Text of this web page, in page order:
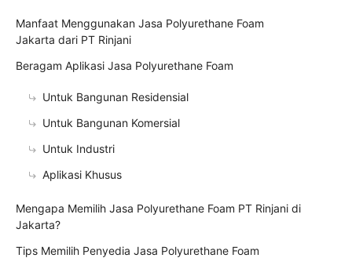
Manfaat Menggunakan Jasa Polyurethane Foam
Jakarta dari PT Rinjani
Beragam Aplikasi Jasa Polyurethane Foam
Untuk Bangunan Residensial
Untuk Bangunan Komersial
Untuk Industri
Aplikasi Khusus
Mengapa Memilih Jasa Polyurethane Foam PT Rinjani di
Jakarta?
Tips Memilih Penyedia Jasa Polyurethane Foam